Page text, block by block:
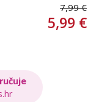
7,99 €
5,99 €